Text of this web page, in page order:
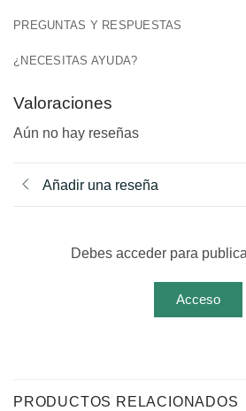
PREGUNTAS Y RESPUESTAS
¿NECESITAS AYUDA?
Valoraciones
Aún no hay reseñas
Añadir una reseña
Debes acceder para
Acceso
PRODUCTOS RELACIONADOS